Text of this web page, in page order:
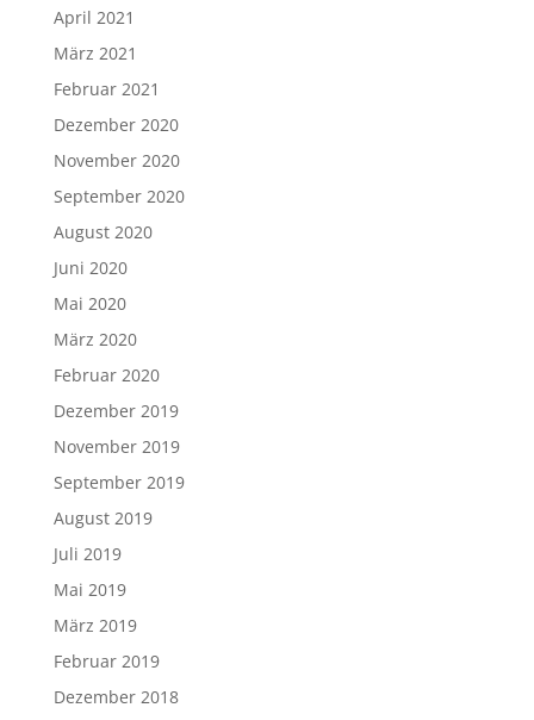
April 2021
März 2021
Februar 2021
Dezember 2020
November 2020
September 2020
August 2020
Juni 2020
Mai 2020
März 2020
Februar 2020
Dezember 2019
November 2019
September 2019
August 2019
Juli 2019
Mai 2019
März 2019
Februar 2019
Dezember 2018